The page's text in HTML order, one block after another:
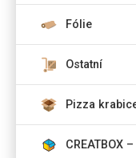
Fólie
Ostatní
Pizza
CREATBOX